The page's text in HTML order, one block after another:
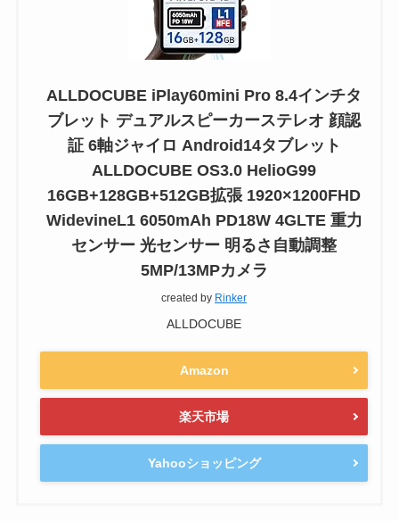
ALLDOCUBE iPlay60mini Pro 8.4インチタ
ブレット デュアルスピーカーステレオ 顔認
証 6軸ジャイロ Android14タブレット
ALLDOCUBE OS3.0 HelioG99
16GB+128GB+512GB拡張 1920×1200FHD
WidevineL1 6050mAh PD18W 4GLTE 重力
センサー 光センサー 明るさ自動調整
5MP/13MPカメラ
created by Rinker
ALLDOCUBE
Amazon
楽天市場
Yahooショッピング